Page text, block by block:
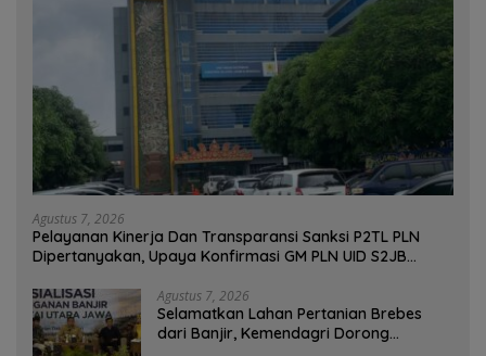
Agustus 7, 2026
Pelayanan Kinerja Dan Transparansi Sanksi P2TL PLN
Dipertanyakan, Upaya Konfirmasi GM PLN UID S2JB
Agustus 7, 2026
Selamatkan Lahan Pertanian Brebes
dari Banjir, Kemendagri Dorong